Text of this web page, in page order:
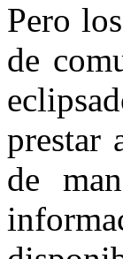
Pero
de
prestar
de